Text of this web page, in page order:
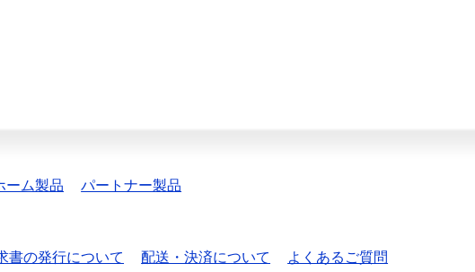
ーム製品 パートナー製品
書の発行について 配送・決済について
よくあるご質問